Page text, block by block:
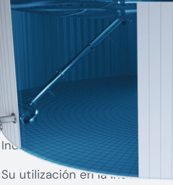
Techos flotantes y Sellos
Válvulas de Emergencia
Escotilla de medición
Brazos de succión (Floating
Separadores de aceite (Oil
Juntas rotativas (Swivel &
Mirillas (Sight Glasses)
Indicadores de nivel
Su utilización en la industria